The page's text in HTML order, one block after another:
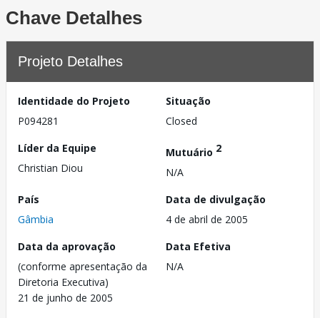
Chave Detalhes
Projeto Detalhes
Identidade do Projeto
P094281
Situação
Closed
Líder da Equipe
Christian Diou
Mutuário 2
N/A
País
Gâmbia
Data de divulgação
4 de abril de 2005
Data da aprovação
(conforme apresentação da
Diretoria Executiva)
21 de junho de 2005
Data Efetiva
N/A